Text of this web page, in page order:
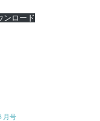
ンロード
月号